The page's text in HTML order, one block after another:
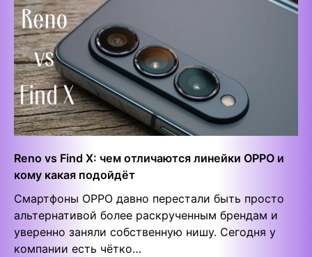
Reno vs Find X: чем отличаются линейки OPPO и
кому какая подойдёт
Смартфоны OPPO давно перестали быть просто
альтернативой более раскрученным брендам и
уверенно заняли собственную нишу. Сегодня у
компании есть чётко…